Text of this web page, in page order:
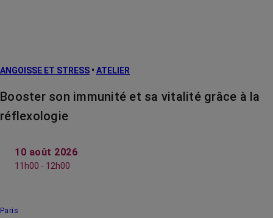
ANGOISSE ET STRESS • ATELIER
Booster son immunité et sa vitalité grâce à la
réflexologie
10 août 2026
11h00 - 12h00
Paris